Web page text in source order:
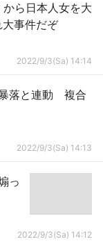
ら日本人女を大
ぜ」 | いやこれ大事件だぞ
2022/9/3(Sa) 14:14
暴落と連動 複合
2022/9/3(Sa) 14:13
っ
2022/9/3(Sa) 14:12